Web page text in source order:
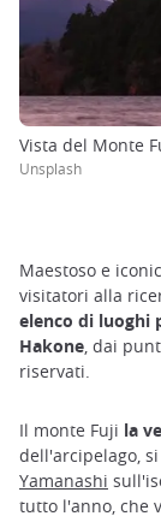
Vista del Monte
Unsplash
Maestoso e
visitatori alla
elenco di luoghi
Hakone , dai
riservati.
Il monte Fuji la
dell'arcipelago,
Yamanashi
tutto l'anno, che